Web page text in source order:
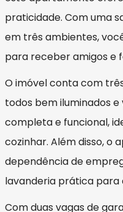
praticidade. Com uma
em três ambientes,
para receber amigos e
O imóvel conta com
todos bem iluminados
completa e funcional,
cozinhar. Além disso, o
dependência de
lavanderia prática para
Com duas vagas de